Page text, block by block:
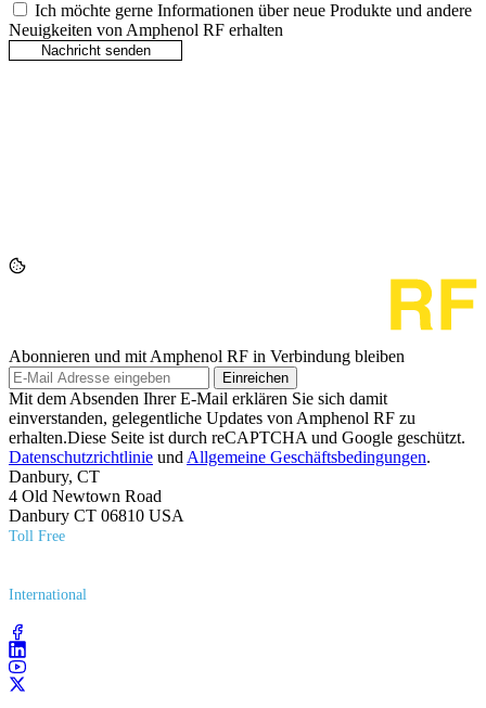
Ich möchte gerne Informationen über neue Produkte und andere
Neuigkeiten von Amphenol RF erhalten
Abonnieren und mit Amphenol RF in Verbindung bleiben
Einreichen
Mit dem Absenden Ihrer E-Mail erklären Sie sich damit
einverstanden, gelegentliche Updates von Amphenol RF zu
erhalten.Diese Seite ist durch reCAPTCHA und Google geschützt.
Datenschutzrichtlinie und Allgemeine Geschäftsbedingungen.
Danbury, CT
4 Old Newtown Road
Danbury CT 06810 USA
Toll Free
International